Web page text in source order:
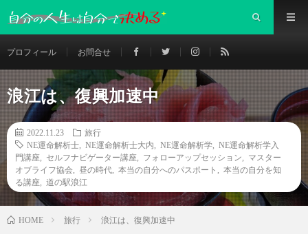
プロフィール お問合せ
浪江は、復興加速中
2022.11.23
旅行
NE運命解析士
NE運命解析士大内 NE運命解析学
NE運命解析学入
門講座
セルフナビゲーター講座 フォローアップセッション
マスター
オブライフ協会
昼の時代 本当の自分へのパスポート
本当の自分を知
る講座
道の駅浪江
HOME 旅行 浪江は、復興加速中